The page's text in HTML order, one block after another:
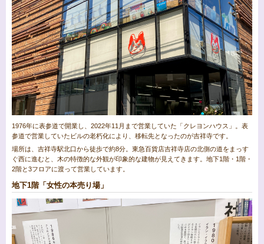
1976年に表参道で開業し、2022年11月まで営業していた「クレヨンハウス」。表
参道で営業していたビルの老朽化により、移転先となったのが吉祥寺です。
場所は、吉祥寺駅北口から徒歩で約8分。東急百貨店吉祥寺店の北側の道をまっす
ぐ西に進むと、木の特徴的な外観が印象的な建物が見えてきます。地下1階・1階・
2階と3フロアに渡って営業しています。
地下1階「女性の本売り場」